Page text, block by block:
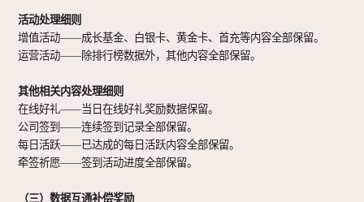
活动处理细则
增值活动——成长基金、白银卡、黄金卡、首充等内容全部保留。
运营活动——除排行榜数据外，其他内容全部保留。
其他相关内容处理细则
在线好礼——当日在线好礼奖励数据保留。
公司签到——连续签到记录全部保留。
每日活跃——已达成的每日活跃内容全部保留。
牵签祈愿——签到活动进度全部保留。
（三）数据互通补偿奖励